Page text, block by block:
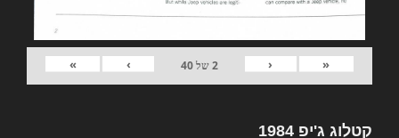
«
‹
2של40
›
»
קטלוג ג'יפ 1984